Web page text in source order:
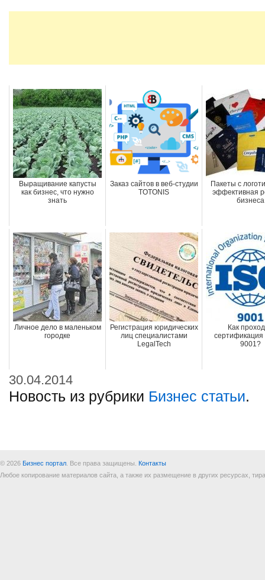
Выращивание капусты
как бизнес, что нужно
знать
Заказ сайтов в веб-студии
TOTONIS
Пакеты с
эффективная
бизнеса
Личное дело в маленьком
городке
Регистрация юридических
лиц специалистами
LegalTech
Как
сертификация
9001?
30.04.2014
Новость из рубрики Бизнес статьи.
© 2026 Бизнес портал . Все права защищены. Контакты
Любое копирование материалов сайта, а также их размещение в других ресурсах,